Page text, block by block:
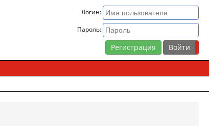
Логин:
Пароль:
Регистрация